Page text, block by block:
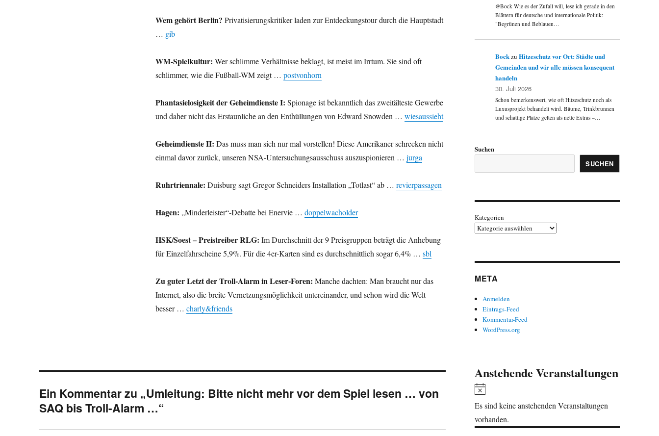
Wem gehört Berlin? Privatisierungskritiker laden zur Entdeckungstour durch die Hauptstadt
… gib
WM-Spielkultur: Wer schlimme Verhältnisse beklagt, ist meist im Irrtum. Sie sind oft
schlimmer, wie die Fußball-WM zeigt … postvonhorn
Phantasielosigkeit der Geheimdienste I: Spionage ist bekanntlich das zweitälteste Gewerbe
und daher nicht das Erstaunliche an den Enthüllungen von Edward Snowden … wiesaussieht
Geheimdienste II: Das muss man sich nur mal vorstellen! Diese Amerikaner schrecken nicht
einmal davor zurück, unseren NSA-Untersuchungsausschuss auszuspionieren … jurga
Ruhrtriennale: Duisburg sagt Gregor Schneiders Installation „Totlast“ ab … revierpassagen
Hagen: „Minderleister“-Debatte bei Enervie … doppelwacholder
HSK/Soest – Preistreiber RLG: Im Durchschnitt der 9 Preisgruppen beträgt die Anhebung
für Einzelfahrscheine 5,9%. Für die 4er-Karten sind es durchschnittlich sogar 6,4% … sbl
Zu guter Letzt der Troll-Alarm in Leser-Foren: Manche dachten: Man braucht nur das
Internet, also die breite Vernetzungsmöglichkeit untereinander, und schon wird die Welt
besser … charly&friends
Ein Kommentar zu „Umleitung: Bitte nicht mehr vor dem Spiel lesen … von
SAQ bis Troll-Alarm …“
@Bock Wie es der Zufall will, lese ich gerade in den
Blättern für deutsche und internationale Politik:
"Begrünen und Beblauen…
BockzuHitzeschutz vor Ort: Städte und
Gemeinden und wir alle müssen konsequent
handeln
30. Juli 2026
Schon bemerkenswert, wie oft Hitzeschutz noch als
Luxusprojekt behandelt wird. Bäume, Trinkbrunnen
und schattige Plätze gelten als nette Extras –…
Suchen
SUCHEN
Kategorien
META
Anmelden
Eintrags-Feed
Kommentar-Feed
WordPress.org
Anstehende Veranstaltungen
H
i
n
w
Es sind keine anstehenden Veranstaltungen
vorhanden.